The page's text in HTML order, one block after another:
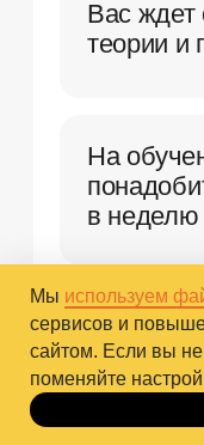
Научный
Даниил
Наши
Мы используем
сервисов и
сайтом. Если вы
поменяйте
До 10.10